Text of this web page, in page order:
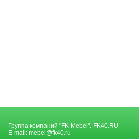
Группа компаний "FK-Mebel". FK40.RU
E-mail: mebel@fk40.ru